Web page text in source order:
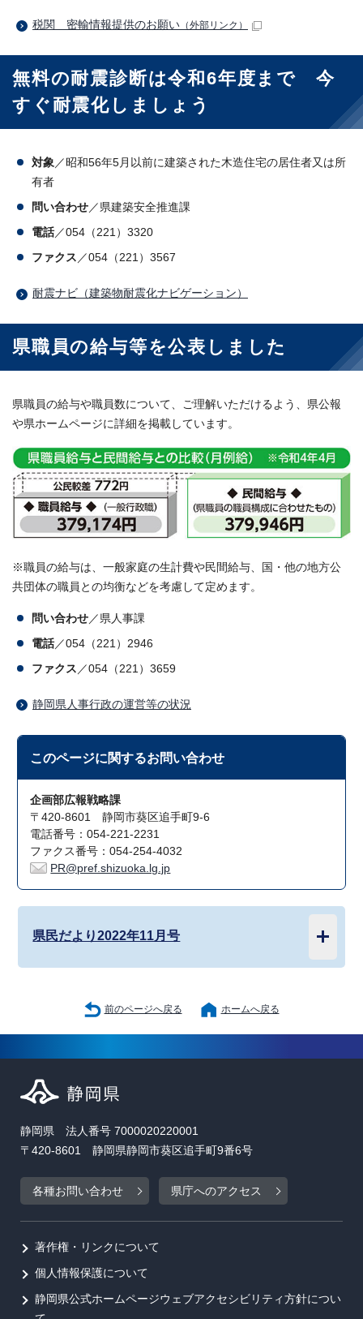
税関 密輸情報提供のお願い （外部リンク）
無料の耐震診断は令和6年度まで 今
すぐ耐震化しましょう
対象／昭和56年5月以前に建築された木造住宅の居住者又は所
有者
問い合わせ／県建築安全推進課
電話／054（221）3320
ファクス ／054（221）3567
耐震ナビ（建築物耐震化ナビゲーション）
県職員の給与等を公表しました
県職員の給与や職員数について、ご理解いただけるよう、県公報
や県ホームページに詳細を掲載しています。
※職員の給与は、一般家庭の生計費や民間給与、国・他の地方公
共団体の職員との均衡などを考慮して定めます。
問い合わせ／県人事課
電話／054（221）2946
ファクス ／054（221）3659
静岡県人事行政の運営等の状況
このページに関するお問い合わせ
企画部広報戦略課
〒420-8601 静岡市葵区追手町9-6
電話番号：054-221-2231
ファクス番号：054-254-4032
PR@pref.shizuoka.lg.jp
県民だより2022年11月号
前のページへ戻る ホームへ戻る
静岡県 法人番号 7000020220001
〒420-8601 静岡県静岡市葵区追手町9番6号
各種お問い合わせ 県庁へのアクセス
著作権・リンクについて
個人情報保護について
静岡県公式ホームページウェブアクセシビリティ方針につい